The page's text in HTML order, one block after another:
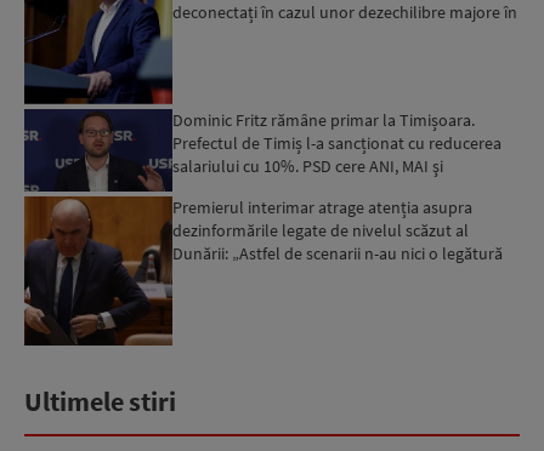
deconectați în cazul unor dezechilibre majore în
Dominic Fritz rămâne primar la Timișoara.
Prefectul de Timiș l-a sancționat cu reducerea
salariului cu 10%. PSD cere ANI, MAI şi
Premierul interimar atrage atenția asupra
dezinformările legate de nivelul scăzut al
Dunării: „Astfel de scenarii n-au nici o legătură
Ultimele stiri